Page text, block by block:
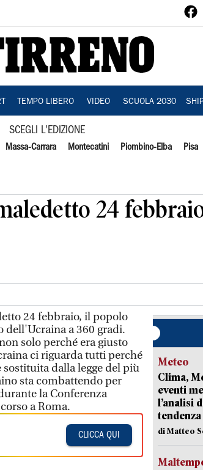
TEMPO LIBERO VIDEO SCUOLA 2030
SCEGLI L'EDIZIONE
Massa-Carrara Montecatini Piombino-Elba Pisa
24
24 febbraio, il popolo
dell'Ucraina a 360 gradi.
solo perché era giusto
ci riguarda tutti perché
dalla legge del più
sta combattendo per
la Conferenza
a Roma.
CLICCA QUI
Meteo
Clima,
eventi
l’analisi
di Matteo